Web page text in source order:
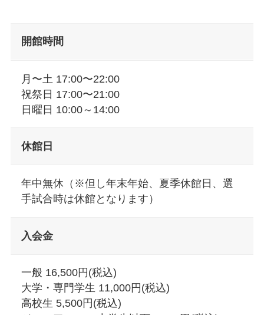
開館時間
月〜土 17:00〜22:00
祝祭日 17:00〜21:00
日曜日 10:00～14:00
休館日
年中無休（※但し年末年始、夏季休館日、選
手試合時は休館となります）
入会金
一般 16,500円(税込)
大学・専門学生 11,000円(税込)
高校生 5,500円(税込)